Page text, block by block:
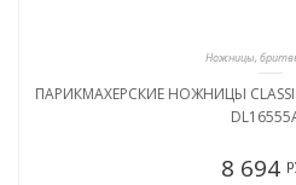
Ножницы,
ПАРИКМАХЕРСКИЕ НОЖНИЦЫ
8 694